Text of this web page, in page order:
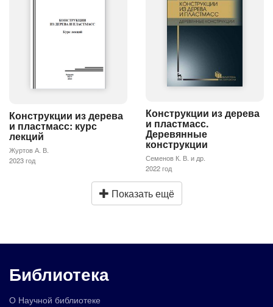
Конструкции из дерева
и пластмасс: курс
лекций
Журтов А. В.
2023 год
Конструкции из дерева
и пластмасс.
Деревянные
конструкции
Семенов К. В. и др.
2022 год
Показать ещё
Библиотека
О Научной библиотеке